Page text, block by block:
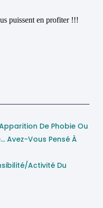
puissent en profiter !!!
De Phobie Ou
Avez-Vous Pensé À
Activité Du